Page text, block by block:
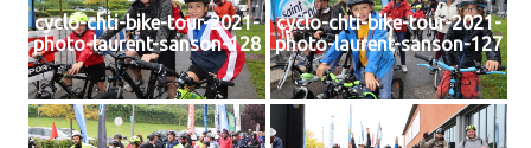
cyclo-chti-bike-tour-2021-
photo-laurent-sanson-128
cyclo-chti-bike-tour-2021-
photo-laurent-sanson-127